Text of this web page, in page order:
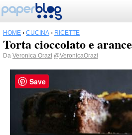
HOME › CUCINA › RICETTE
Torta cioccolato e arance
Da Veronica Orazi @VeronicaOrazi
Save